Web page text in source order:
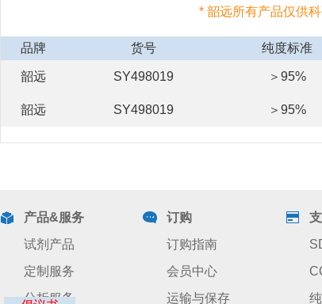
* 韶远所有产品仅供
品牌 货号 纯度标准
韶远 SY498019 ＞95%
韶远 SY498019 ＞95%
产品&服务
试剂产品
定制服务
分析服务
订购
订购指南
会员中心
运输与保存